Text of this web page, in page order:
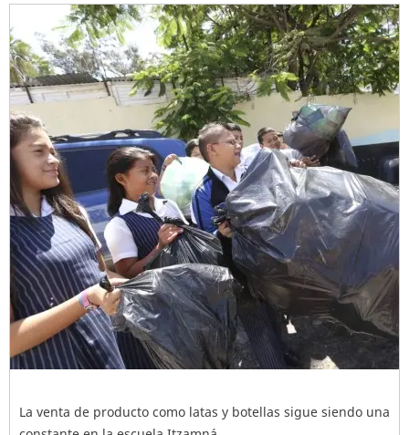
La venta de producto como latas y botellas sigue siendo una